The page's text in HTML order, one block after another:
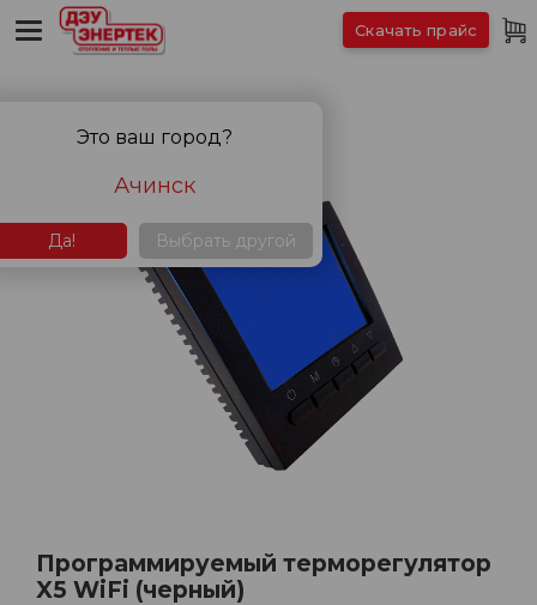
Программируемый терморегулятор
X5 WiFi (черный)
Скачать прайс
Это ваш город?
Ачинск
Да! Выбрать другой